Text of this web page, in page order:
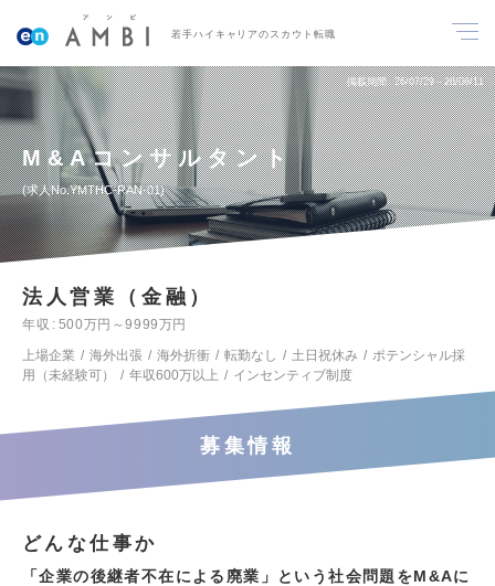
若手ハイキャリアのスカウト転職
掲載期間 26/07/29～26/08/11
M&Aコンサルタント
求人No.YMTHC-RAN-01
法人営業（金融）
年収
500万円～9999万円
上場企業
海外出張 海外折衝 転勤なし 土日祝休み
ポテンシャル採
用（未経験可）
年収600万以上 インセンティブ制度
募集情報
どんな仕事か
「企業の後継者不在による廃業」という社会問題をM&Aに